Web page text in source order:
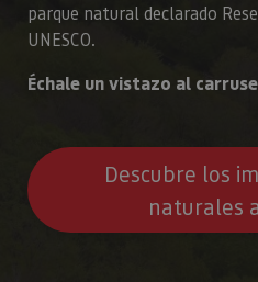
parque natural declarado
UNESCO.
Échale un vistazo al
Descubre los
naturales